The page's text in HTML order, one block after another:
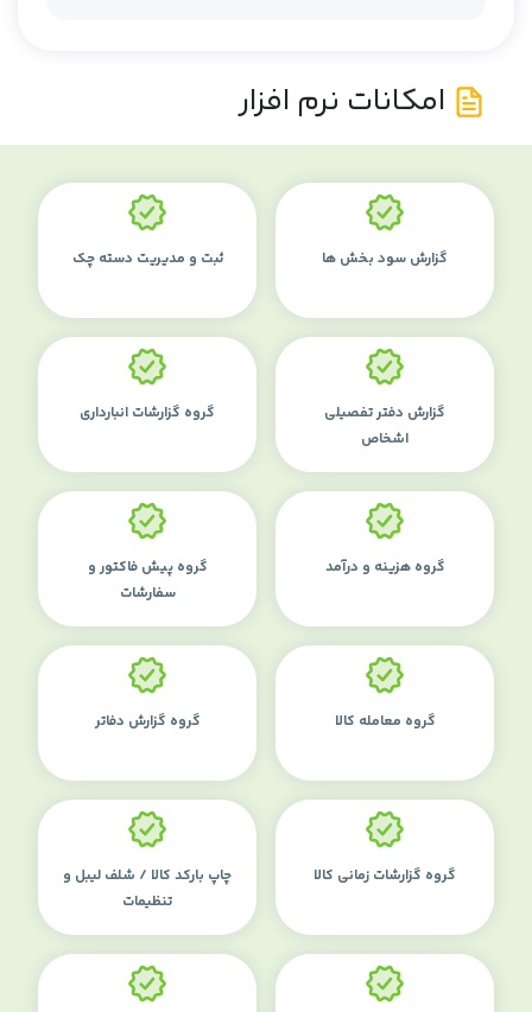
امکانات نرم افزار
گزارش سود بخش ها ثبت و مدیریت دسته چک
گزارش دفتر تفصیلی
اشخاص
گروه گزارشات انبارداری
گروه هزینه و درآمد
گروه پیش فاکتور و
سفارشات
گروه معامله کالا گروه گزارش دفاتر
گروه گزارشات زمانی کالا
چاپ بارکد کالا / شلف لیبل و
تنظیمات